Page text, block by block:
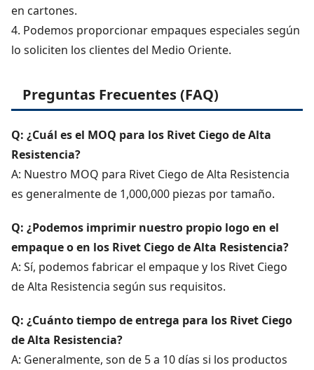
en cartones.
4. Podemos proporcionar empaques especiales según
lo soliciten los clientes del Medio Oriente.
Preguntas Frecuentes (FAQ)
Q: ¿Cuál es el MOQ para los Rivet Ciego de Alta
Resistencia?
A: Nuestro MOQ para Rivet Ciego de Alta Resistencia
es generalmente de 1,000,000 piezas por tamaño.
Q: ¿Podemos imprimir nuestro propio logo en el
empaque o en los Rivet Ciego de Alta Resistencia?
A: Sí, podemos fabricar el empaque y los Rivet Ciego
de Alta Resistencia según sus requisitos.
Q: ¿Cuánto tiempo de entrega para los Rivet Ciego
de Alta Resistencia?
A: Generalmente, son de 5 a 10 días si los productos